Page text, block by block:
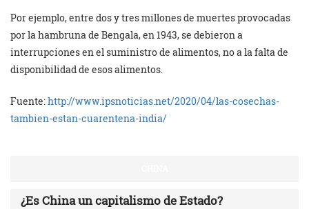
Por ejemplo, entre dos y tres millones de muertes provocadas
por la hambruna de Bengala, en 1943, se debieron a
interrupciones en el suministro de alimentos, no a la falta de
disponibilidad de esos alimentos.
Fuente:http://www.ipsnoticias.net/2020/04/las-cosechas-
tambien-estan-cuarentena-india/
¿Es China un capitalismo de Estado?